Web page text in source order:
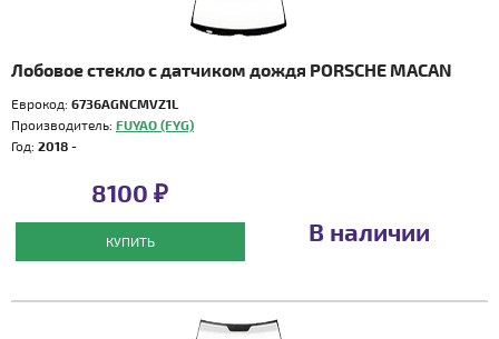
Лобовое стекло с датчиком дождя PORSCHE MACAN
Еврокод: 6736AGNCMVZ1L
Производитель: FUYAO (FYG)
Год: 2018 -
8100 ₽
КУПИТЬ В наличии